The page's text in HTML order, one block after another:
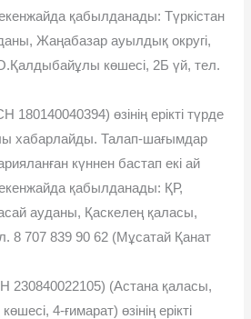
қабылданады: Түркістан
Жаңабазар ауылдық округі,
көшесі, 2Б үй, тел.
өзінің ерікті түрде
хабарлайды. Талап-шағымдар
күннен бастап екі ай
қабылданады: ҚР,
ауданы, Қаскелең қаласы,
8 707 839 90 62 (Мұсатай Қанат
(Астана қаласы,
4-ғимарат) өзінің ерікті